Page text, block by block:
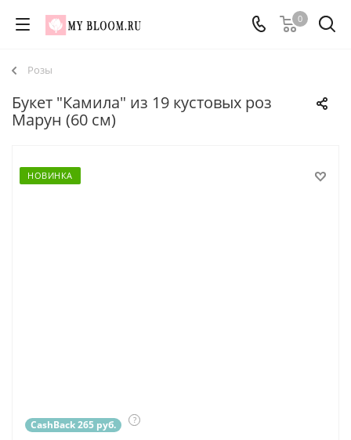
0
Розы
Букет "Камила" из 19 кустовых роз
Марун (60 см)
НОВИНКА
CashBack 265 руб. ?